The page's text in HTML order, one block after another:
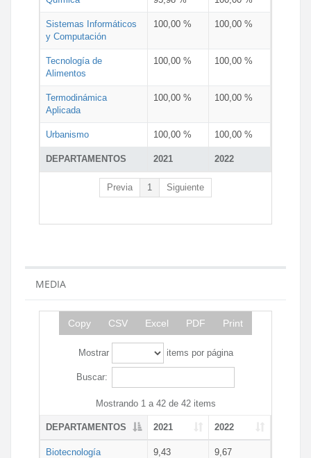
DEPARTAMENTOS 2021 2022
Sistemas Informáticos
y Computación
100,00 % 100,00 %
Tecnología de
Alimentos
100,00 % 100,00 %
Termodinámica
Aplicada
100,00 % 100,00 %
Urbanismo 100,00 % 100,00 %
Previa 1 Siguiente
MEDIA
Copy CSV Excel PDF Print
Mostrar items por página
Buscar:
Mostrando 1 a 42 de 42 items
DEPARTAMENTOS 2021 2022
Biotecnología 9,43 9,67